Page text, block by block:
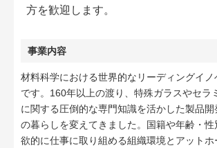
方を歓迎します。
事業内容
材料科学における世界的なリーディングイノ
です。160年以上の渡り、特殊ガラスやセラ
に関する圧倒的な専門知識を活かした製品開
の暮らしを変えてきました。国籍や年齢・
欲的に仕事に取り組める組織環境とアット